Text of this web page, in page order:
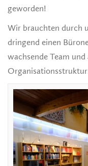
geworden!
Wir brauchten durch
dringend einen
wachsende Team